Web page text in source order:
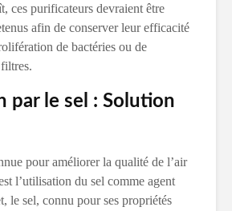
ces purificateurs devraient être
afin de conserver leur efficacité
de bactéries ou de
par le sel : Solution
pour améliorer la qualité de l’air
l’utilisation du sel comme agent
le sel, connu pour ses propriétés